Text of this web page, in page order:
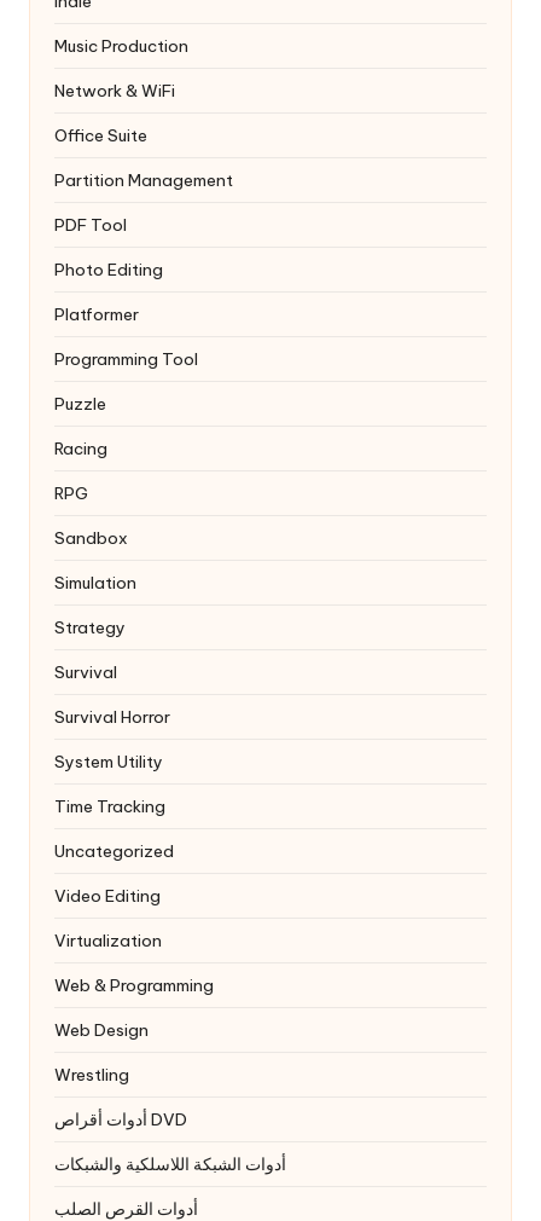
Music Production
Network & WiFi
Office Suite
Partition Management
PDF Tool
Photo Editing
Platformer
Programming Tool
Puzzle
Racing
RPG
Sandbox
Simulation
Strategy
Survival
Survival Horror
System Utility
Time Tracking
Uncategorized
Video Editing
Virtualization
Web & Programming
Web Design
Wrestling
أدوات أقراص DVD
أدوات الشبكة اللاسلكية والشبكات
أدوات القرص الصلب